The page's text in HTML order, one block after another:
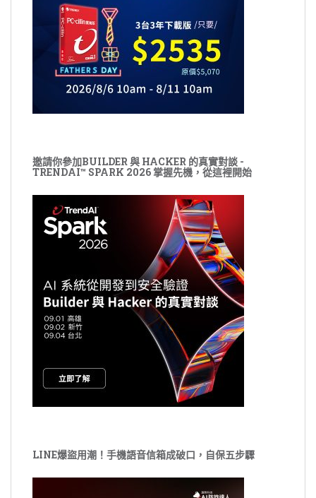
邀請你參加BUILDER 與 HACKER 的真實對談 -
TRENDAI™ SPARK 2026 掌握先機，從這裡開始
LINE爆盜用潮！手機語音信箱成破口，自保五步驟